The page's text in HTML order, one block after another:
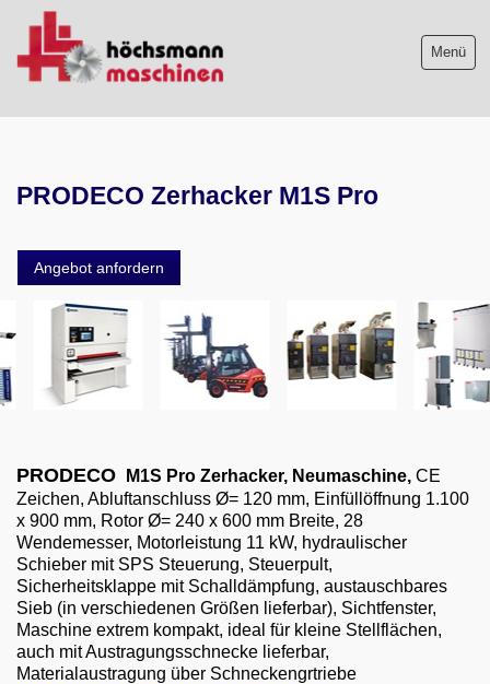
Menü
Maschinenankauf
Shop
Videos
Service
Wir über uns
Email
English
PRODECO Zerhacker M1S Pro
Angebot anfordern
PRODECO M1S Pro Zerhacker, Neumaschine, CE
Zeichen, Abluftanschluss Ø= 120 mm, Einfüllöffnung 1.100
x 900 mm, Rotor Ø= 240 x 600 mm Breite, 28
Wendemesser, Motorleistung 11 kW, hydraulischer
Schieber mit SPS Steuerung, Steuerpult,
Sicherheitsklappe mit Schalldämpfung, austauschbares
Sieb (in verschiedenen Größen lieferbar), Sichtfenster,
Maschine extrem kompakt, ideal für kleine Stellflächen,
auch mit Austragungsschnecke lieferbar,
Materialaustragung über Schneckengrtriebe